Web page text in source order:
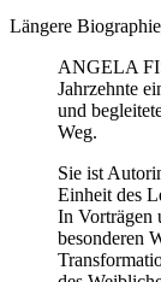
Längere Biographie
ANGELA
Jahrzehnte
und
Weg.
Sie ist
Einheit des
In Vorträgen
besonderen